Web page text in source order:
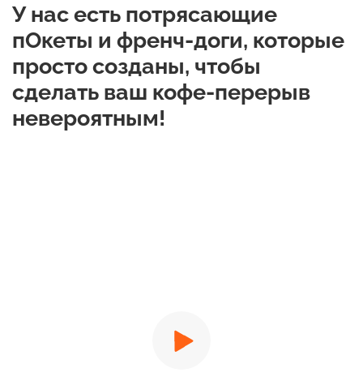
У нас есть потрясающие
пОкеты и френч-доги, которые
просто созданы, чтобы
сделать ваш кофе-перерыв
невероятным!